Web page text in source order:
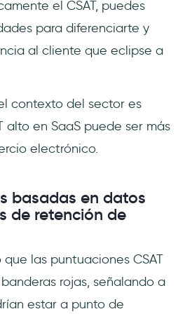
el CSAT, puedes
para diferenciarte y
al cliente que eclipse a
contexto del sector es
alto en SaaS puede ser más
electrónico.
basadas en datos
de retención de
las puntuaciones CSAT
rojas, señalando a
estar a punto de